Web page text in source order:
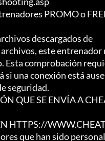
PROMO o
descargados de
este entrenador
comprobación
una conexión está
seguridad.
QUE SE ENVÍA A
HTTPS://
que han sido